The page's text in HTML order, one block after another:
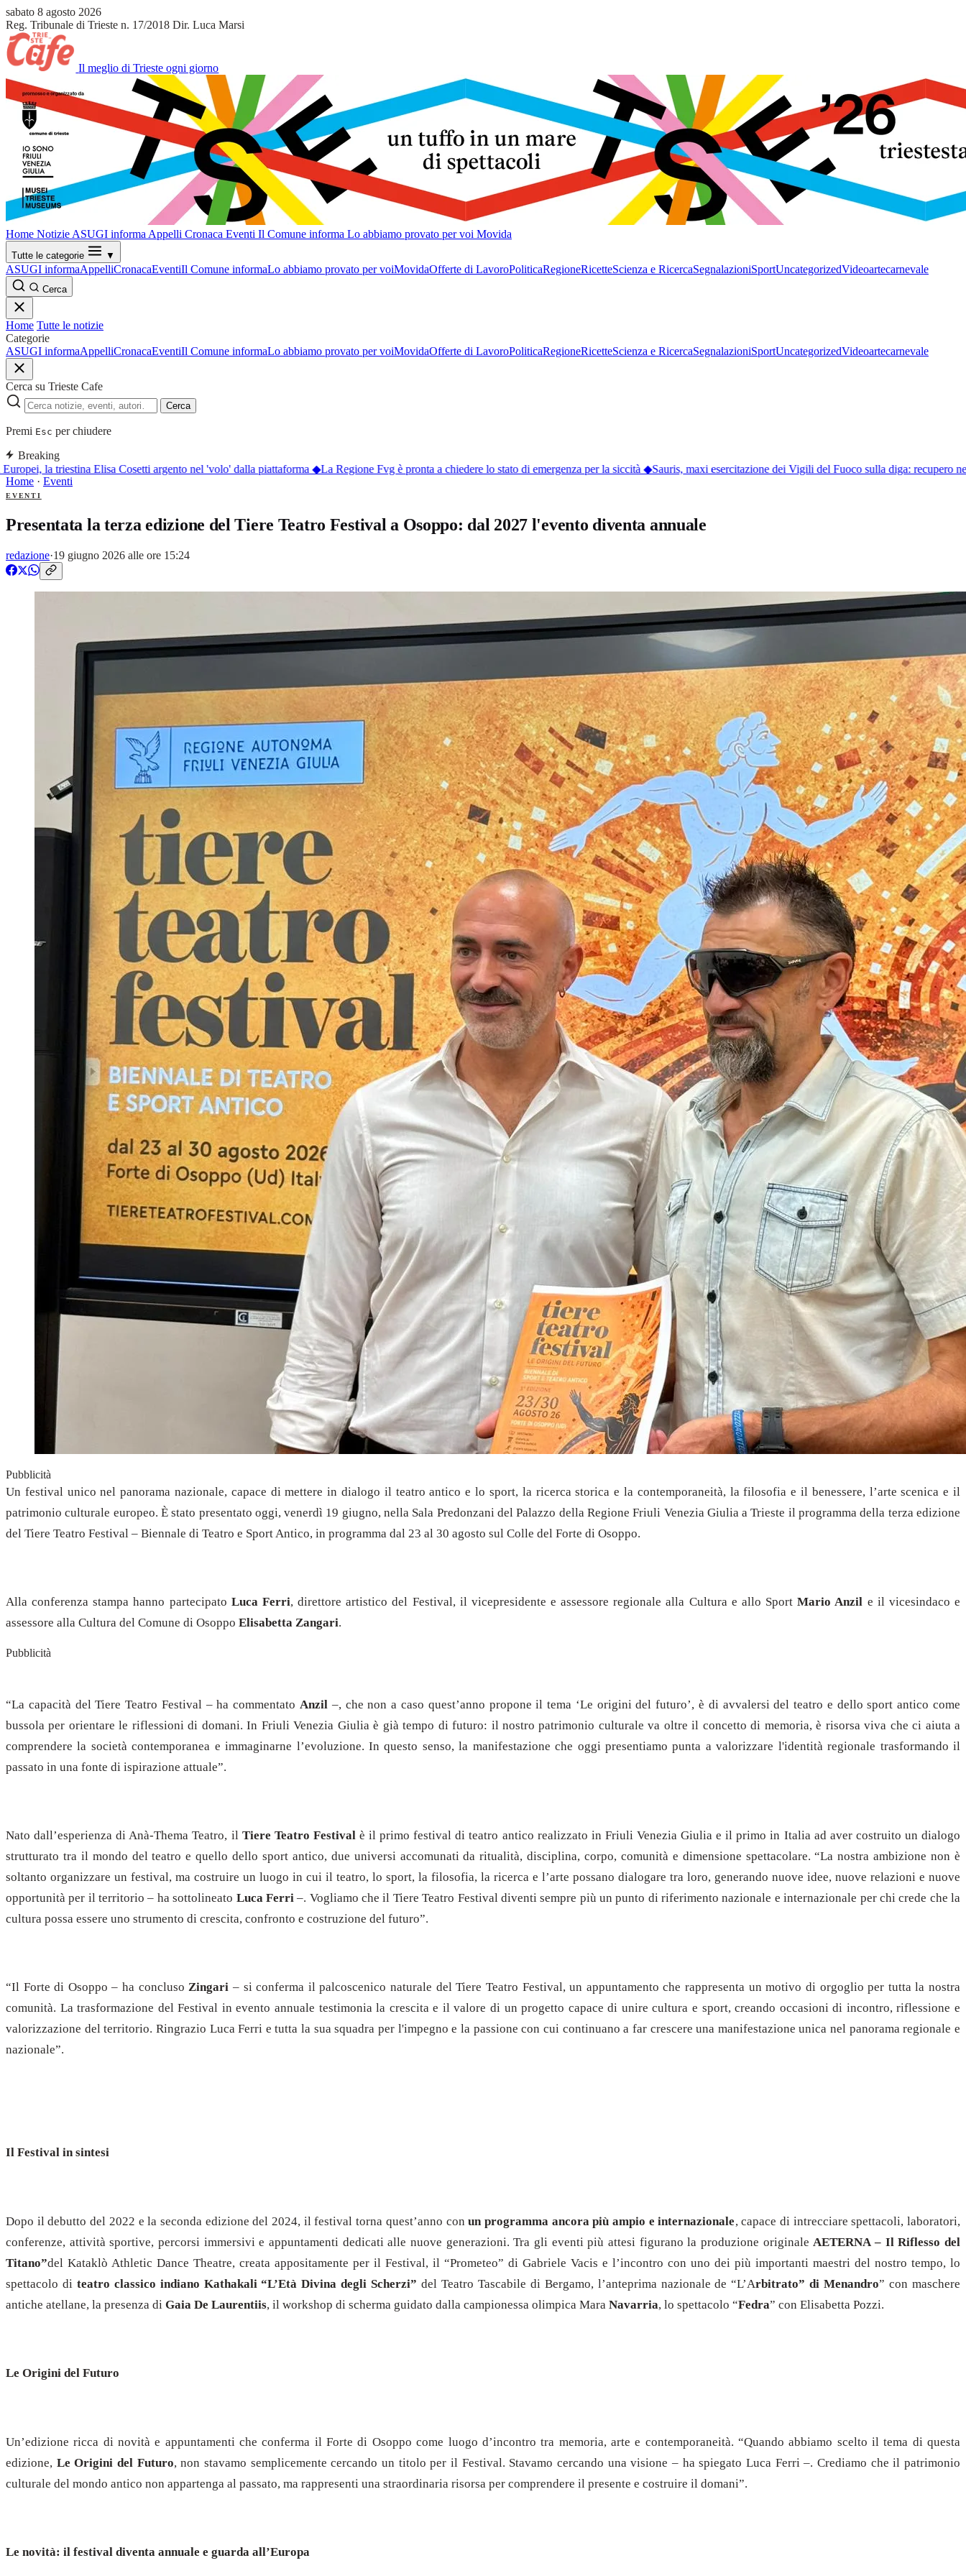
sabato 8 agosto 2026
Reg. Tribunale di Trieste n. 17/2018 Dir. Luca Marsi
Il meglio di Trieste ogni giorno
Home Notizie ASUGI informa Appelli Cronaca Eventi Il Comune informa Lo abbiamo provato per voi Movida
Tutte le categorie ▼
ASUGI informaAppelliCronacaEventiIl Comune informaLo abbiamo provato per voiMovidaOfferte di LavoroPoliticaRegioneRicetteScienza e RicercaSegnalazioniSportUncategorizedVideoartecarnevale
Cerca
Home Tutte le notizie
Categorie
ASUGI informaAppelliCronacaEventiIl Comune informaLo abbiamo provato per voiMovidaOfferte di LavoroPoliticaRegioneRicetteScienza e RicercaSegnalazioniSportUncategorizedVideoartecarnevale
Cerca su Trieste Cafe
Cerca
Premi Esc per chiudere
Breaking
la triestina Elisa Cosetti argento nel 'volo' dalla piattaforma◆La Regione Fvg è pronta a chiedere lo stato di emergenza per la siccità◆Sauris, maxi esercitazione dei Vigili del Fuoco sulla diga: recupero
Home · Eventi
EVENTI
Presentata la terza edizione del Tiere Teatro Festival a Osoppo: dal 2027 l'evento diventa annuale
redazione·19 giugno 2026 alle ore 15:24
Pubblicità
Un festival unico nel panorama nazionale, capace di mettere in dialogo il teatro antico e lo sport, la ricerca storica e la contemporaneità, la filosofia e il benessere, l’arte scenica e il
patrimonio culturale europeo. È stato presentato oggi, venerdì 19 giugno, nella Sala Predonzani del Palazzo della Regione Friuli Venezia Giulia a Trieste il programma della terza edizione
del Tiere Teatro Festival – Biennale di Teatro e Sport Antico, in programma dal 23 al 30 agosto sul Colle del Forte di Osoppo.
Alla conferenza stampa hanno partecipato Luca Ferri, direttore artistico del Festival, il vicepresidente e assessore regionale alla Cultura e allo SportMario Anzil e il vicesindaco e
assessore alla Cultura del Comune di Osoppo Elisabetta Zangari.
Pubblicità
“La capacità del Tiere Teatro Festival – ha commentato Anzil –, che non a caso quest’anno propone il tema ‘Le origini del futuro’, è di avvalersi del teatro e dello sport antico come
bussola per orientare le riflessioni di domani. In Friuli Venezia Giulia è già tempo di futuro: il nostro patrimonio culturale va oltre il concetto di memoria, è risorsa viva che ci aiuta a
comprendere la società contemporanea e immaginarne l’evoluzione. In questo senso, la manifestazione che oggi presentiamo punta a valorizzare l'identità regionale trasformando il
passato in una fonte di ispirazione attuale”.
Nato dall’esperienza di Anà-Thema Teatro, il Tiere Teatro Festivalè il primo festival di teatro antico realizzato in Friuli Venezia Giulia e il primo in Italia ad aver costruito un dialogo
strutturato tra il mondo del teatro e quello dello sport antico, due universi accomunati da ritualità, disciplina, corpo, comunità e dimensione spettacolare. “La nostra ambizione non è
soltanto organizzare un festival, ma costruire un luogo in cui il teatro, lo sport, la filosofia, la ricerca e l’arte possano dialogare tra loro, generando nuove idee, nuove relazioni e nuove
opportunità per il territorio – ha sottolineato Luca Ferri–. Vogliamo che il Tiere Teatro Festival diventi sempre più un punto di riferimento nazionale e internazionale per chi crede che la
cultura possa essere uno strumento di crescita, confronto e costruzione del futuro”.
“Il Forte di Osoppo – ha conclusoZingari – si conferma il palcoscenico naturale del Tiere Teatro Festival, un appuntamento che rappresenta un motivo di orgoglio per tutta la nostra
comunità. La trasformazione del Festival in evento annuale testimonia la crescita e il valore di un progetto capace di unire cultura e sport, creando occasioni di incontro, riflessione e
valorizzazione del territorio. Ringrazio Luca Ferri e tutta la sua squadra per l'impegno e la passione con cui continuano a far crescere una manifestazione unica nel panorama regionale e
nazionale”.
Il Festival in sintesi
Dopo il debutto del 2022 e la seconda edizione del 2024, il festival torna quest’anno conun programma ancora più ampio e internazionale, capace di intrecciare spettacoli, laboratori,
conferenze, attività sportive, percorsi immersivi e appuntamenti dedicati alle nuove generazioni. Tra gli eventi più attesi figurano la produzione originale AETERNA – Il Riflesso del
Titano”del Kataklò Athletic Dance Theatre, creata appositamente per il Festival, il “Prometeo” di Gabriele Vacis e l’incontro con uno dei più importanti maestri del nostro tempo, lo
spettacolo di teatro classico indiano Kathakali “L’Età Divina degli Scherzi” del Teatro Tascabile di Bergamo, l’anteprima nazionale de “L’Arbitrato” di Menandro” con maschere
antiche atellane, la presenza di Gaia De Laurentiis, il workshop di scherma guidato dalla campionessa olimpica Mara Navarria, lo spettacolo “Fedra” con Elisabetta Pozzi.
Le Origini del Futuro
Un’edizione ricca di novità e appuntamenti che conferma il Forte di Osoppo come luogo d’incontro tra memoria, arte e contemporaneità. “Quando abbiamo scelto il tema di questa
edizione, Le Origini del Futuro, non stavamo semplicemente cercando un titolo per il Festival. Stavamo cercando una visione – ha spiegato Luca Ferri –. Crediamo che il patrimonio
culturale del mondo antico non appartenga al passato, ma rappresenti una straordinaria risorsa per comprendere il presente e costruire il domani”.
Le novità: il festival diventa annuale e guarda all’Europa